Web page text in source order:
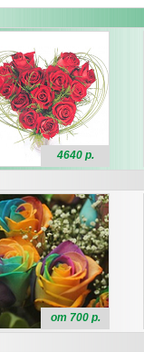
4640 р.
от 700 р.